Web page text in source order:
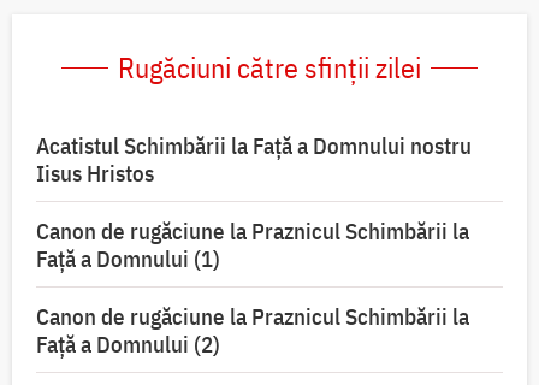
Rugăciuni către sfinții zilei
Acatistul Schimbării la Faţă a Domnului nostru
Iisus Hristos
Canon de rugăciune la Praznicul Schimbării la
Faţă a Domnului (1)
Canon de rugăciune la Praznicul Schimbării la
Faţă a Domnului (2)